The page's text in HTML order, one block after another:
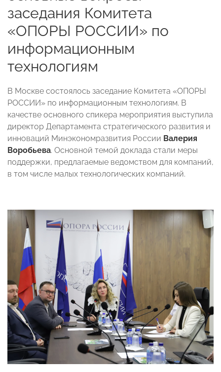
заседания Комитета
«ОПОРЫ РОССИИ» по
информационным
технологиям
В Москве состоялось заседание Комитета «ОПОРЫ
РОССИИ» по информационным технологиям. В
качестве основного спикера мероприятия выступила
директор Департамента стратегического развития и
инноваций Минэкономразвития России Валерия
Воробьева. Основной темой доклада стали меры
поддержки, предлагаемые ведомством для компаний,
в том числе малых технологических компаний.